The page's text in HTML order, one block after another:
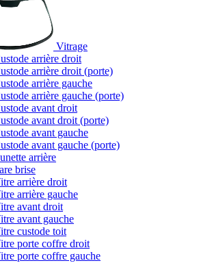
Vitrage
arrière droit
arrière droit (porte)
arrière gauche
arrière gauche (porte)
avant droit
avant droit (porte)
avant gauche
avant gauche (porte)
arrière
brise
arrière droit
arrière gauche
avant droit
avant gauche
custode toit
porte coffre droit
porte coffre gauche